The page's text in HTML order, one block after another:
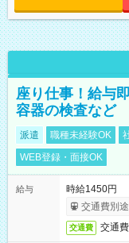
座り仕事！給与
容器の検査など
派遣 職種未経験OK
WEB登録・面接OK
給与
時給1450円
交通費別
交通費 交通